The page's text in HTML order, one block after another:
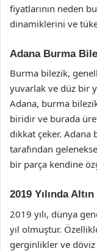
fiyatlarının neden
dinamiklerini ve
Adana Burma
Burma bilezik,
yuvarlak ve düz bir
Adana, burma
biridir ve burada
dikkat çeker. Adana
tarafından
bir parça kendine
2019 Yılında
2019 yılı, dünya
yıl olmuştur.
gerginlikler ve döviz